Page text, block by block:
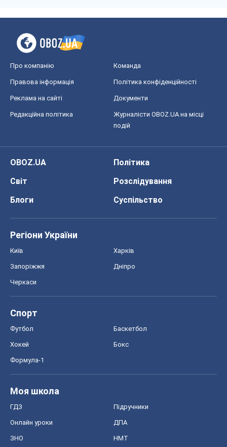
Про компанію Команда
Правова інформація Політика конфіденційності
Реклама на сайті Документи
Редакційна політика
Журналісти OBOZ.UA на місці
подій
OBOZ.UA
Політика
Світ
Розслідування
Блоги
Суспільство
Регіони України
Київ Харків
Запоріжжя Дніпро
Черкаси
Спорт
Футбол Баскетбол
Хокей Бокс
Формула-1
Моя школа
ГДЗ Підручники
Онлайн уроки ДПА
ЗНО НМТ